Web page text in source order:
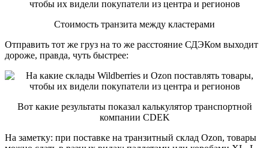
Стоимость транзита между кластерами
Отправить тот же груз на то же расстояние СДЭКом выходит
дороже, правда, чуть быстрее:
Вот какие результаты показал калькулятор транспортной
компании CDEK
На заметку: при поставке на транзитный склад Ozon, товары